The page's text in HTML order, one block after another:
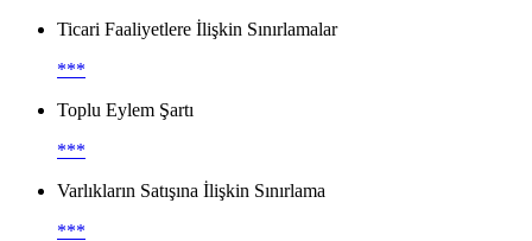
Ticari Faaliyetlere İlişkin Sınırlamalar
***
Toplu Eylem Şartı
***
Varlıkların Satışına İlişkin Sınırlama
***